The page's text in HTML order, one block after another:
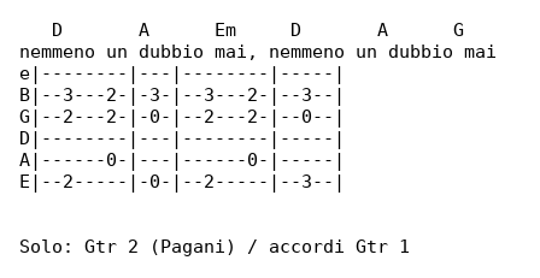
   D       A      Em     D       A      G
nemmeno un dubbio mai, nemmeno un dubbio mai
e|--------|---|--------|-----|
B|--3---2-|-3-|--3---2-|--3--|
G|--2---2-|-0-|--2---2-|--0--|
D|--------|---|--------|-----|
A|------0-|---|------0-|-----|
E|--2-----|-0-|--2-----|--3--|
Solo: Gtr 2 (Pagani) / accordi Gtr 1